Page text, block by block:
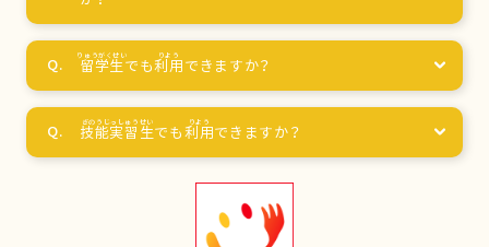
留学生でも利用 できますか？
技能実習生でも利用できますか？